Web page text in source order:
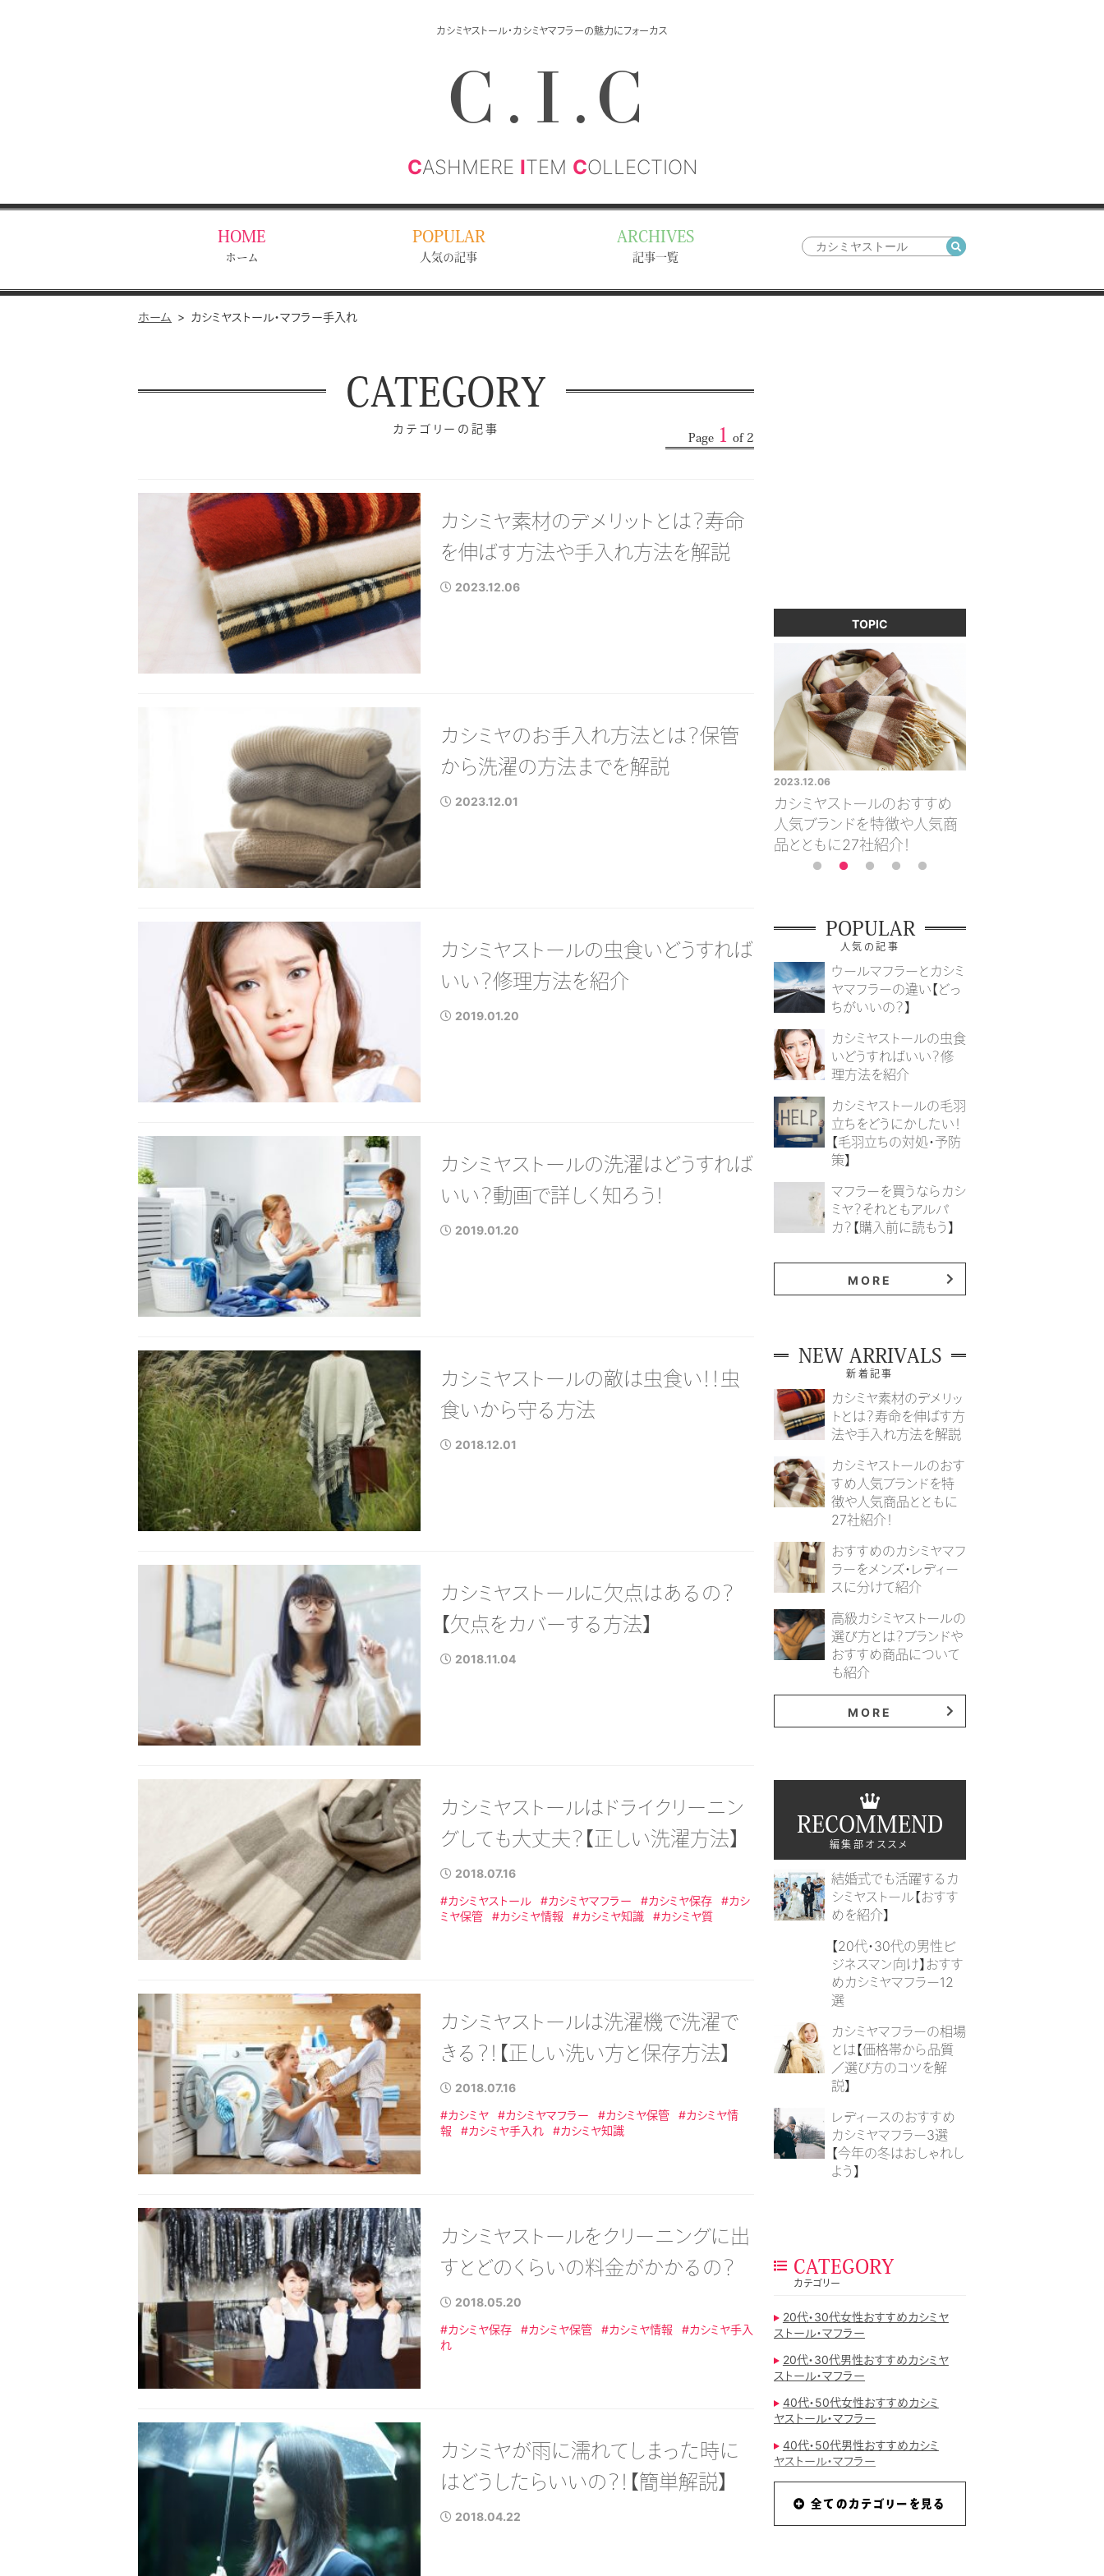
カシミヤストール・カシミヤマフラーの魅力にフォーカス
C.I.C
CASHMERE ITEM COLLECTION
HOME
ホーム
POPULAR
人気の記事
ARCHIVES
記事一覧
ホーム カシミヤストール・マフラー手入れ
CATEGORY
カテゴリーの記事
Page 1 of 2
カシミヤ素材のデメリットとは？寿命
を伸ばす方法や手入れ方法を解説
2023.12.06
カシミヤのお手入れ方法とは？保管
から洗濯の方法までを解説
2023.12.01
カシミヤストールの虫食いどうすれば
いい？修理方法を紹介
2019.01.20
カシミヤストールの洗濯はどうすれば
いい？動画で詳しく知ろう！
2019.01.20
カシミヤストールの敵は虫食い！！虫
食いから守る方法
2018.12.01
カシミヤストールに欠点はあるの？
【欠点をカバーする方法】
2018.11.04
カシミヤストールはドライクリーニン
グしても大丈夫？【正しい洗濯方法】
2018.07.16
#カシミヤストール
#カシミヤマフラー #カシミヤ保存
#カシ
ミヤ保管
#カシミヤ情報 #カシミヤ知識 #カシミヤ質
カシミヤストールは洗濯機で洗濯で
きる？！【正しい洗い方と保存方法】
2018.07.16
#カシミヤ
#カシミヤマフラー #カシミヤ保管
#カシミヤ情
報
#カシミヤ手入れ #カシミヤ知識
カシミヤストールをクリーニングに出
すとどのくらいの料金がかかるの？
2018.05.20
#カシミヤ保存
#カシミヤ保管 #カシミヤ情報
#カシミヤ手入
れ
カシミヤが雨に濡れてしまった時に
はどうしたらいいの？！【簡単解説】
2018.04.22
TOPIC
2023.12.06
カシミヤの大判ストールを選
ぶならどれがおすすめ？選び
方やおすすめアイテムを紹介
2023.12.06
カシミヤストールのおすすめ
人気ブランドを特徴や人気商
品とともに27社紹介！
POPULAR
人気の記事
ウールマフラーとカシミ
ヤマフラーの違い【どっ
ちがいいの？】
カシミヤストールの虫食
いどうすればいい？修
理方法を紹介
カシミヤストールの毛羽
立ちをどうにかしたい！
【毛羽立ちの対処・予防
策】
マフラーを買うならカシ
ミヤ？それともアルパ
カ？【購入前に読もう】
MORE
NEW ARRIVALS
新着記事
カシミヤ素材のデメリッ
トとは？寿命を伸ばす方
法や手入れ方法を解説
カシミヤストールのおす
すめ人気ブランドを特
徴や人気商品とともに
27社紹介！
おすすめのカシミヤマフ
ラーをメンズ・レディー
スに分けて紹介
高級カシミヤストールの
選び方とは？ブランドや
おすすめ商品について
も紹介
MORE
RECOMMEND
編集部オススメ
結婚式でも活躍するカ
シミヤストール【おすす
めを紹介】
【20代・30代の男性ビ
ジネスマン向け】おすす
めカシミヤマフラー12
選
カシミヤマフラーの相場
とは【価格帯から品質
／選び方のコツを解
説】
レディースのおすすめ
カシミヤマフラー3選
【今年の冬はおしゃれし
よう】
CATEGORY
カテゴリー
20代・30代女性おすすめカシミヤ
ストール・マフラー
20代・30代男性おすすめカシミヤ
ストール・マフラー
40代・50代女性おすすめカシミ
ヤストール・マフラー
40代・50代男性おすすめカシミ
ヤストール・マフラー
ーランキング
全てのカテゴリーを見る